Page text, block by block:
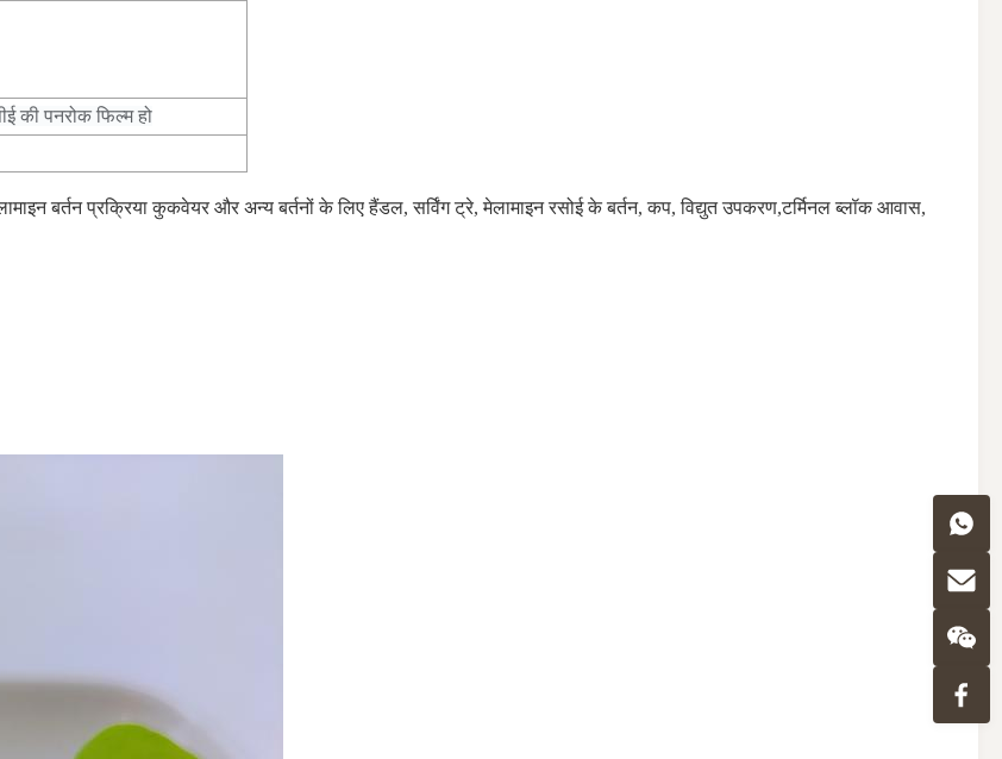
की पनरोक फिल्म हो
बर्तन प्रक्रिया कुकवेयर और अन्य बर्तनों के लिए हैंडल, सर्विंग ट्रे, मेलामाइन रसोई के बर्तन, कप, विद्युत उपकरण,टर्मिनल ब्लॉक आवास,